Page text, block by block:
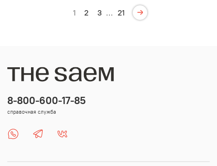
1 2 3 … 21
8-800-600-17-85
справочная служба